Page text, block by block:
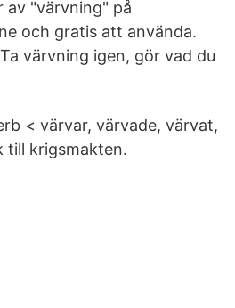
av "värvning" på
och gratis att använda.
värvning igen, gör vad du
< värvar, värvade, värvat,
till krigsmakten.